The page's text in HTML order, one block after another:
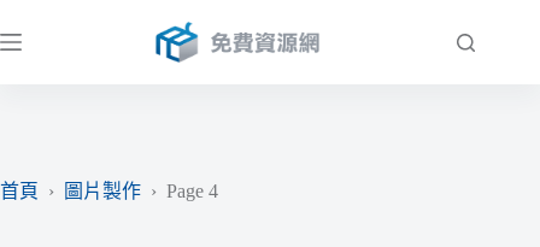
至
首頁
› 圖片製作 › Page 4